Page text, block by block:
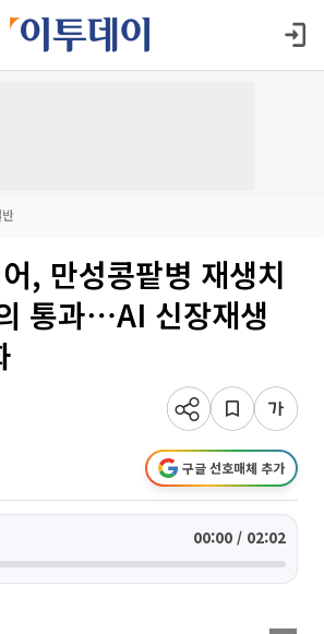
, 만성콩팥병 재생치
통과⋯AI 신장재생
구글 선호매체 추가
00:00 / 02:02